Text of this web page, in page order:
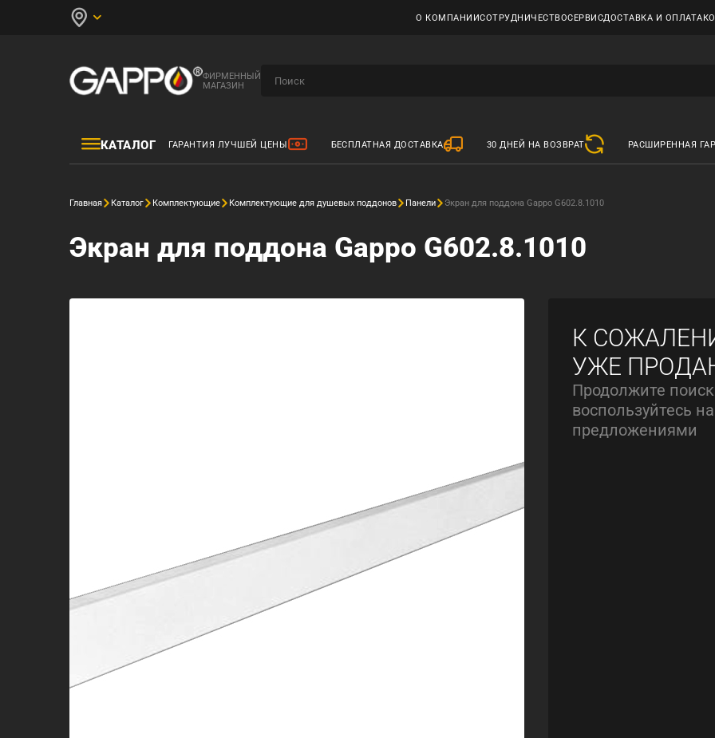
О КОМПАНИИСОТРУДНИЧЕСТВОСЕРВИСДОСТАВКА И ОПЛАТА
ФИРМЕННЫЙ
МАГАЗИН
КАТАЛОГ ГАРАНТИЯ ЛУЧШЕЙ ЦЕНЫ БЕСПЛАТНАЯ ДОСТАВКА 30 ДНЕЙ НА ВОЗВРАТ РАСШИРЕННАЯ
Главная Каталог Комплектующие Комплектующие для душевых поддонов Панели Экран для поддона Gappo G602.8.1010
Экран для поддона Gappo G602.8.1010
К
УЖЕ
Продолжите
воспользуйтесь
предложениями